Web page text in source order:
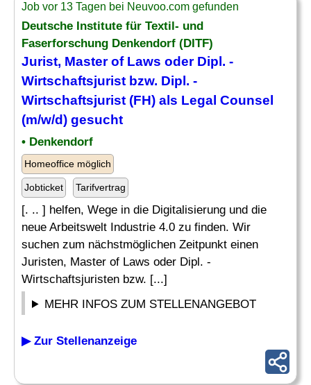
Job vor 13 Tagen bei Neuvoo.com gefunden
Deutsche Institute für Textil- und
Faserforschung Denkendorf (DITF)
Jurist, Master of Laws oder Dipl. -
Wirtschaftsjurist bzw. Dipl. -
Wirtschaftsjurist (FH) als Legal Counsel
(m/w/d) gesucht
• Denkendorf
Homeoffice möglich
Jobticket Tarifvertrag
[. .. ] helfen, Wege in die Digitalisierung und die
neue Arbeitswelt Industrie 4.0 zu finden. Wir
suchen zum nächstmöglichen Zeitpunkt einen
Juristen, Master of Laws oder Dipl. -
Wirtschaftsjuristen bzw. [...]
MEHR INFOS ZUM STELLENANGEBOT
▶ Zur Stellenanzeige